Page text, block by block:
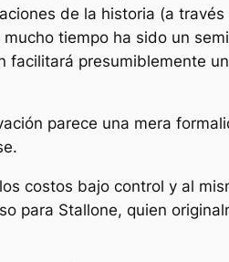
de la historia (a través
tiempo ha sido un
facilitará presumiblemente
parece una mera
costos bajo control y al
para Stallone, quien